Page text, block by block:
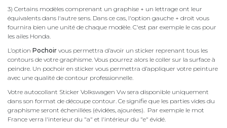
3) Certains modèles comprenant un graphise + un lettrage ont leur
équivalents dans l'autre sens. Dans ce cas, l'option gauche + droit vous
fournira bien une unité de chaque modèle. C'est par exemple le cas pour
les ailes Honda.
L’option Pochoir vous permettra d’avoir un sticker reprenant tous les
contours de votre graphisme. Vous pourrez alors le coller sur la surface à
peindre. Un pochoir en sticker vous permettra d’appliquer votre peinture
avec une qualité de contour professionnelle.
Votre autocollant Sticker Volkswagen Vw sera disponible uniquement
dans son format de découpe contour. Ce signifie que les parties vides du
graphisme seront échenillées (évidées, ajourées). Par exemple le mot
France verra l'interieur du "a" et l'intérieur du "e" évidé.